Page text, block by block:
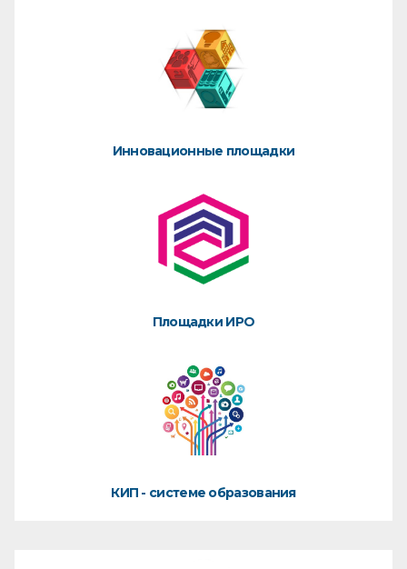
Инновационные площадки
Площадки ИРО
КИП - системе образования